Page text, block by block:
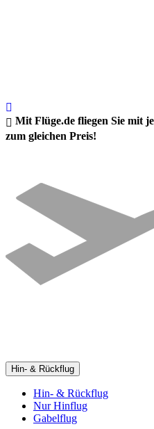
Mit Flüge.de fliegen Sie mit
zum gleichen Preis!
Hin- & Rückflug
Hin- & Rückflug
Nur Hinflug
Gabelflug